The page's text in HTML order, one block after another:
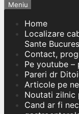
Meniu
Home
Localizare
Sante
Contact,
Pe youtube –
Pareri dr
Articole pe
Noutati zilnic
Cand ar fi